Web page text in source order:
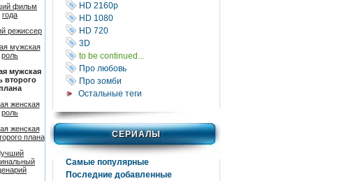
HD 2160р
HD 1080
HD 720
3D
to be continued...
Про любовь
Про зомби
Остальные теги
СЕРИАЛЫ
Самые популярные
Последние добавленные
фильм
года
режиссер
мужская
роль
мужская
второго
женская
роль
женская
плана